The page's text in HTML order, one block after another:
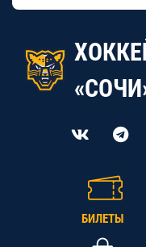
БИЛЕТЫ